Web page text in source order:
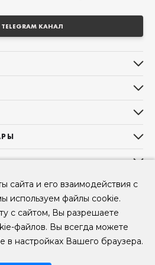
сайта и его взаимодействия с
используем файлы cookie.
с сайтом, Вы разрешаете
файлов. Вы всегда можете
в настройках Вашего браузера.
КАНАЛ